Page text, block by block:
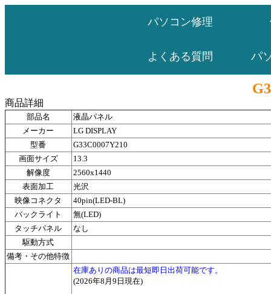
パソコン修理
よくある質問 パ
商品詳細
部品名
液晶パネル
メーカー
LG DISPLAY
型番
G33C0007Y210
画面サイズ
13.3
解像度
2560x1440
表面加工
光沢
映像コネクタ
40pin(LED-BL)
バックライト
無(LED)
タッチパネル
なし
駆動方式
備考・その他特徴
在庫ありの商品は最短即日出荷可能です。
(2026年8月9日現在)